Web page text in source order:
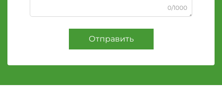
0/1000
Отправить